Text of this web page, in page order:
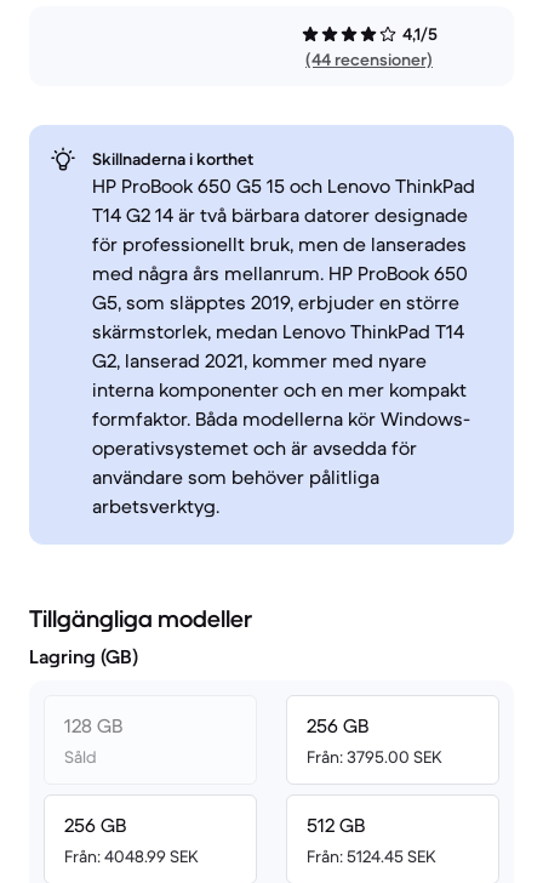
4,1/5
(44 recensioner)
Skillnaderna i korthet
HP ProBook 650 G5 15 och Lenovo ThinkPad
T14 G2 14 är två bärbara datorer designade
för professionellt bruk, men de lanserades
med några års mellanrum. HP ProBook 650
G5, som släpptes 2019, erbjuder en större
skärmstorlek, medan Lenovo ThinkPad T14
G2, lanserad 2021, kommer med nyare
interna komponenter och en mer kompakt
formfaktor. Båda modellerna kör Windows-
operativsystemet och är avsedda för
användare som behöver pålitliga
arbetsverktyg.
Tillgängliga modeller
Lagring (GB)
128 GB
Såld
256 GB
Från: 4048.99 SEK
256 GB
Från: 3795.00 SEK
512 GB
Från: 5124.45 SEK